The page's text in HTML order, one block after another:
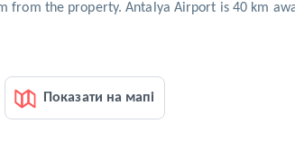
from the property. Antalya Airport is 40 km
Показати на мапі